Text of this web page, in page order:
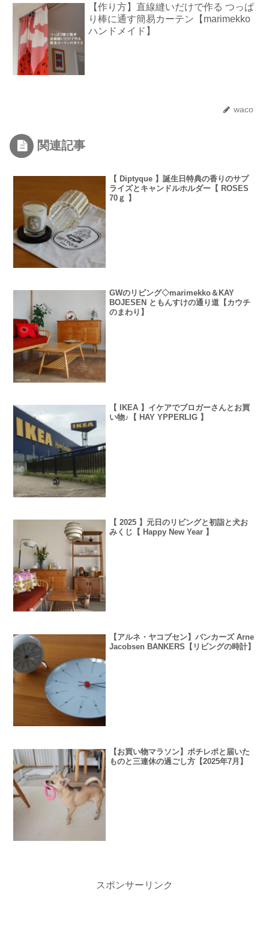
【作り方】直線縫いだけで作る つっぱ
り棒に通す簡易カーテン【marimekko
ハンドメイド】
waco
関連記事
【 Diptyque 】誕生日特典の香りのサプ
ライズとキャンドルホルダー【 ROSES
70ｇ 】
GWのリビング◇marimekko＆KAY
BOJESEN ともんすけの通り道【カウチ
のまわり】
【 IKEA 】イケアでブロガーさんとお買
い物♪【 HAY YPPERLIG 】
【 2025 】元日のリビングと初詣と犬お
みくじ【 Happy New Year 】
【アルネ・ヤコブセン】バンカーズ Arne
Jacobsen BANKERS【リビングの時計】
【お買い物マラソン】ポチレポと届いた
ものと三連休の過ごし方【2025年7月】
スポンサーリンク